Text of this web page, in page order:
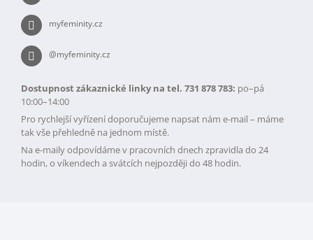
myfeminity.cz
@myfeminity.cz
Dostupnost zákaznické linky na tel. 731 878 783: po–pá
10:00–14:00
Pro rychlejší vyřízení doporučujeme napsat nám e-mail – máme
tak vše přehledně na jednom místě.
Na e-maily odpovídáme v pracovních dnech zpravidla do 24
hodin, o víkendech a svátcích nejpozději do 48 hodin.